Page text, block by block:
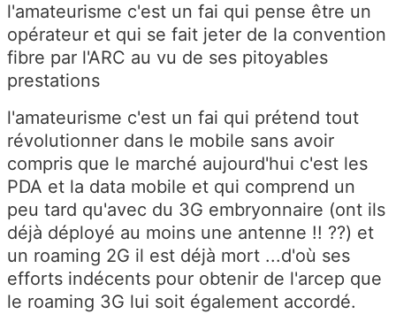
l'amateurisme c'est un fai qui pense être un
opérateur et qui se fait jeter de la convention
fibre par l'ARC au vu de ses pitoyables
prestations
l'amateurisme c'est un fai qui prétend tout
révolutionner dans le mobile sans avoir
compris que le marché aujourd'hui c'est les
PDA et la data mobile et qui comprend un
peu tard qu'avec du 3G embryonnaire (ont ils
déjà déployé au moins une antenne !! ??) et
un roaming 2G il est déjà mort ...d'où ses
efforts indécents pour obtenir de l'arcep que
le roaming 3G lui soit également accordé.